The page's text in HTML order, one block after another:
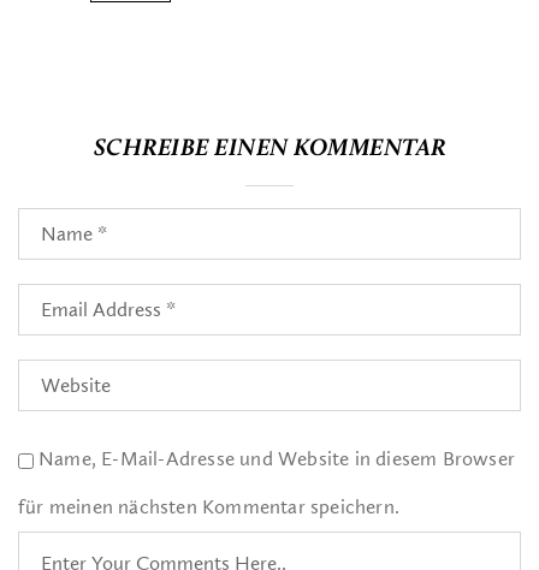
SCHREIBE EINEN KOMMENTAR
Name, E-Mail-Adresse und Website in diesem Browser
für meinen nächsten Kommentar speichern.